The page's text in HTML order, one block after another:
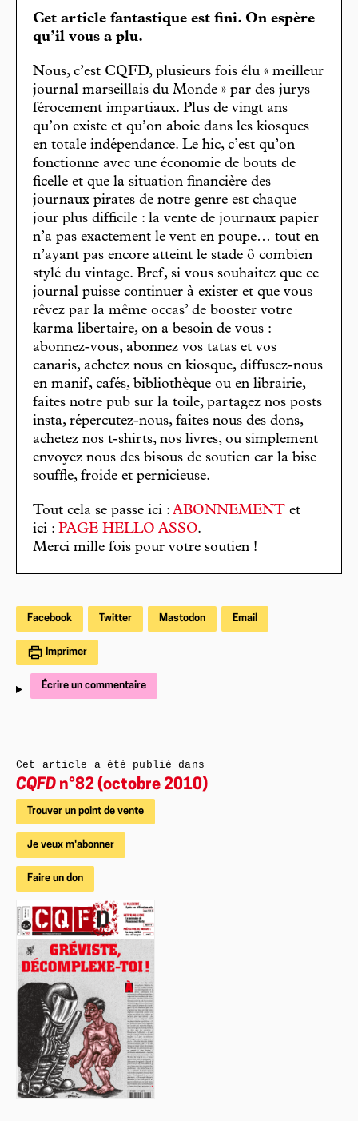
Cet article fantastique est fini. On espère
qu’il vous a plu.
Nous, c’est CQFD, plusieurs fois élu « meilleur
journal marseillais du Monde » par des jurys
férocement impartiaux. Plus de vingt ans
qu’on existe et qu’on aboie dans les kiosques
en totale indépendance. Le hic, c’est qu’on
fonctionne avec une économie de bouts de
ficelle et que la situation financière des
journaux pirates de notre genre est chaque
jour plus difficile : la vente de journaux papier
n’a pas exactement le vent en poupe… tout en
n’ayant pas encore atteint le stade ô combien
stylé du vintage. Bref, si vous souhaitez que ce
journal puisse continuer à exister et que vous
rêvez par la même occas’ de booster votre
karma libertaire, on a besoin de vous :
abonnez-vous, abonnez vos tatas et vos
canaris, achetez nous en kiosque, diffusez-nous
en manif, cafés, bibliothèque ou en librairie,
faites notre pub sur la toile, partagez nos posts
insta, répercutez-nous, faites nous des dons,
achetez nos t-shirts, nos livres, ou simplement
envoyez nous des bisous de soutien car la bise
souffle, froide et pernicieuse.
Tout cela se passe ici : ABONNEMENT et
ici : PAGE HELLO ASSO.
Merci mille fois pour votre soutien !
Facebook Twitter Mastodon Email
Imprimer
Écrire un commentaire
Cet article a été publié dans
CQFD n°82 (octobre 2010)
Trouver un point de vente
Je veux m'abonner
Faire un don